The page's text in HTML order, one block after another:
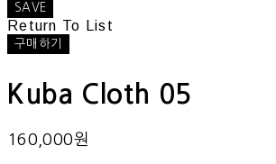
SAVE
Return To List
구매하기
Kuba Cloth 05
160,000원